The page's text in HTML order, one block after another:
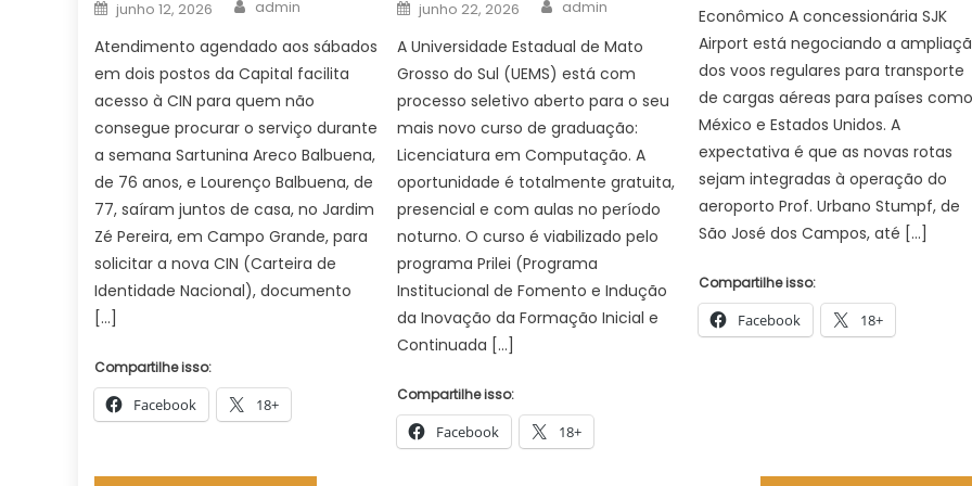
on
junho 12, 2026 admin
Atendimento agendado aos sábados
em dois postos da Capital facilita
acesso à CIN para quem não
consegue procurar o serviço durante
a semana Sartunina Areco Balbuena,
de 76 anos, e Lourenço Balbuena, de
77, saíram juntos de casa, no Jardim
Zé Pereira, em Campo Grande, para
solicitar a nova CIN (Carteira de
Identidade Nacional), documento
[…]
Compartilhe isso:
Facebook 18+
on
junho 22, 2026 admin
A Universidade Estadual de Mato
Grosso do Sul (UEMS) está com
processo seletivo aberto para o seu
mais novo curso de graduação:
Licenciatura em Computação. A
oportunidade é totalmente gratuita,
presencial e com aulas no período
noturno. O curso é viabilizado pelo
programa Prilei (Programa
Institucional de Fomento e Indução
da Inovação da Formação Inicial e
Continuada […]
Compartilhe isso:
Facebook 18+
Econômico A concessionária SJK
Airport está negociando a
dos voos regulares para transporte
de cargas aéreas para países
México e Estados Unidos. A
expectativa é que as novas rotas
sejam integradas à operação do
aeroporto Prof. Urbano Stumpf, de
São José dos Campos, até […]
Compartilhe isso:
Facebook 18+